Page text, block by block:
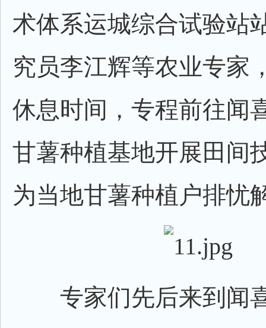
术体系运城综合试验站
究员李江辉等农业专家
休息时间，专程前往闻
甘薯种植基地开展田间
为当地甘薯种植户排忧
专家们先后来到闻